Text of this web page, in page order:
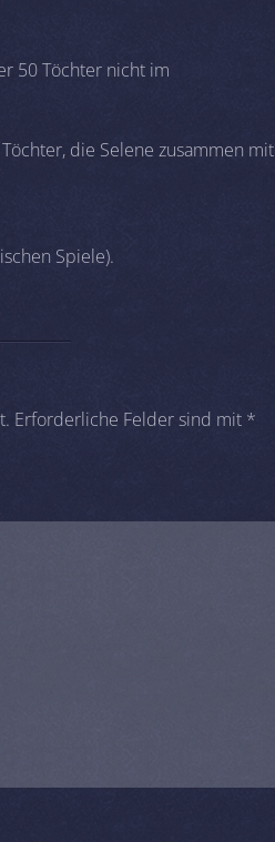
50 Töchter nicht im
die Selene zusammen mit
Spiele).
Erforderliche Felder sind mit *